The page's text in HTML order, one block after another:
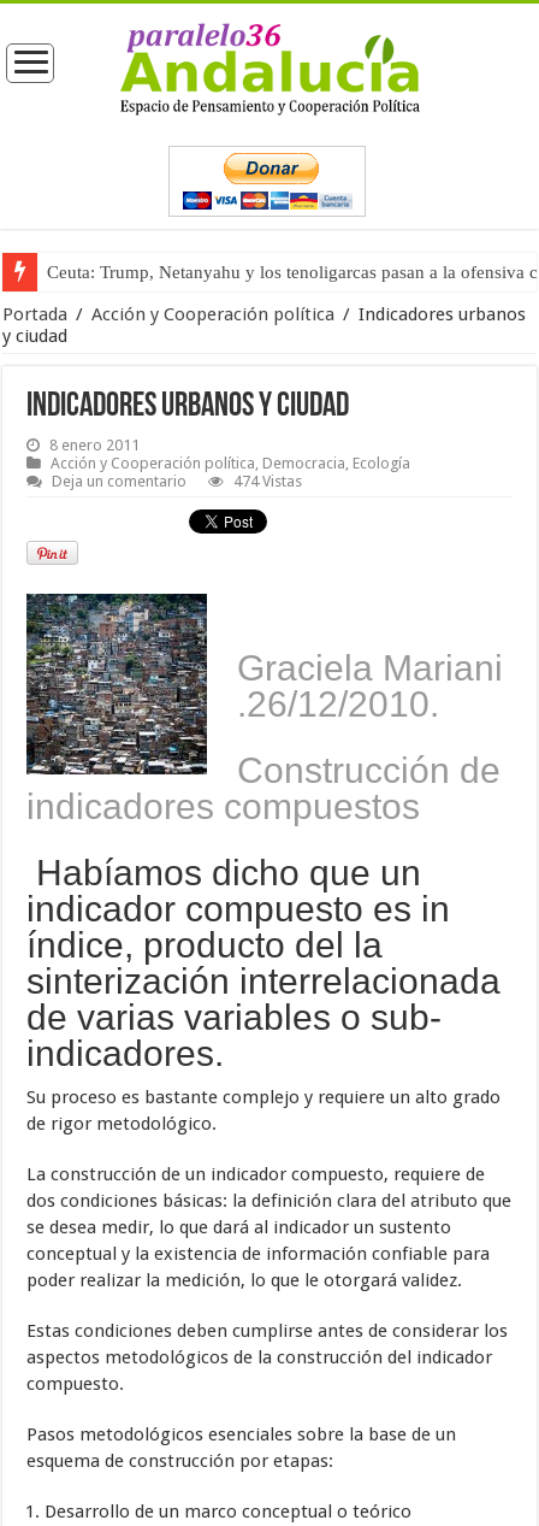
La masificación turística (tercera parte)
Portada / Acción y Cooperación política / Indicadores urbanos
y ciudad
Indicadores urbanos y ciudad
8 enero 2011
Acción y Cooperación política, Democracia, Ecología
Deja un comentario
474 Vistas
Graciela Mariani
.26/12/2010.
Construcción de
indicadores compuestos
Habíamos dicho que un
indicador compuesto es in
índice, producto del la
sinterización interrelacionada
de varias variables o sub-
indicadores.
Su proceso es bastante complejo y requiere un alto grado
de rigor metodológico.
La construcción de un indicador compuesto, requiere de
dos condiciones básicas: la definición clara del atributo que
se desea medir, lo que dará al indicador un sustento
conceptual y la existencia de información confiable para
poder realizar la medición, lo que le otorgará validez.
Estas condiciones deben cumplirse antes de considerar los
aspectos metodológicos de la construcción del indicador
compuesto.
Pasos metodológicos esenciales sobre la base de un
esquema de construcción por etapas:
Desarrollo de un marco conceptual o teórico